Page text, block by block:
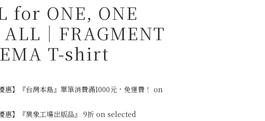
for ONE, ONE
｜FRAGMENT
T-shirt
優惠】『台灣本島』單筆消費滿1000元，免運費！ on
優惠】『異象工場出版品』 9折 on selected